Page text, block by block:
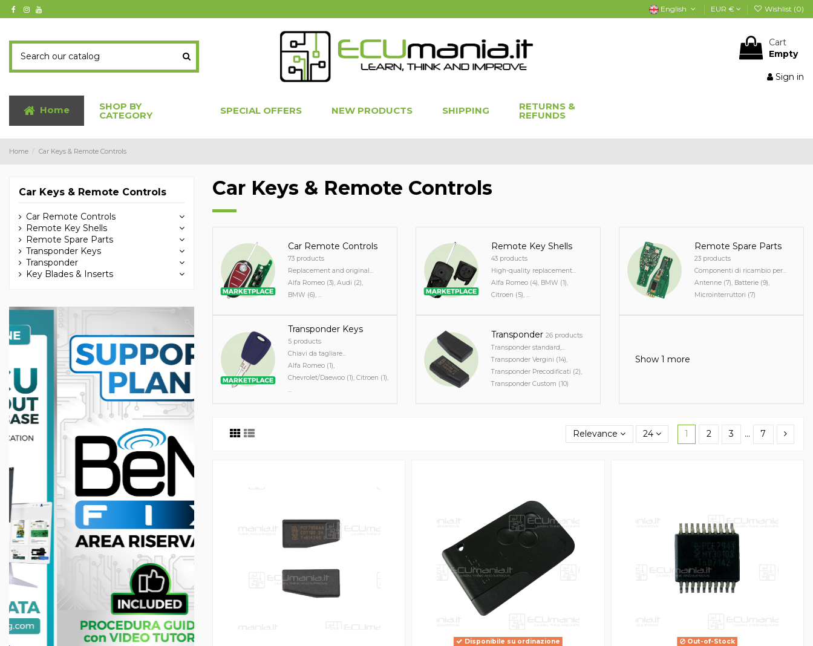
English EUR € Wishlist (0)
Cart
Empty
Sign in
Home SHOP BY
CATEGORY SPECIAL OFFERS NEW PRODUCTS SHIPPING RETURNS &
REFUNDS
Home Car Keys & Remote Controls
Car Keys & Remote Controls
Car Remote Controls
73 products
Replacement and original...
Alfa Romeo (3), Audi (2),
BMW (6), ...
Remote Key Shells
43 products
High-quality replacement...
Alfa Romeo (4), BMW (1),
Citroen (5), ...
Remote Spare Parts
23 products
Componenti di ricambio per...
Antenne (7), Batterie (9),
Microinterruttori (7)
Transponder Keys
5 products
Chiavi da tagliare...
Alfa Romeo (1),
Chevrolet/Daewoo (1), Citroen (1),
...
Transponder26 products
Transponder standard,...
Transponder Vergini (14),
Transponder Precodificati (2),
Transponder Custom (10)
Show 1 more
Relevance 24 1 2 3 … 7
Disponibile su ordinazione Out-of-Stock
Car Keys & Remote Controls
Car Remote Controls
Remote Key Shells
Remote Spare Parts
Transponder Keys
Transponder
Key Blades & Inserts